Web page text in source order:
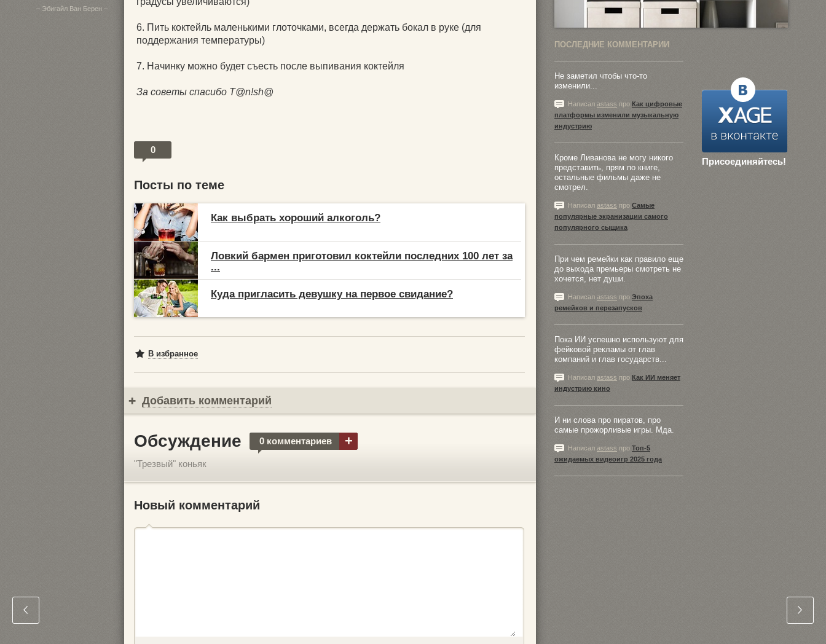
– Эбигайл Ван Берен –
6. Пить коктейль маленькими глоточками, всегда держать бокал в руке (для
поддержания температуры)
7. Начинку можно будет съесть после выпивания коктейля
За советы спасибо T@n!sh@
0
Посты по теме
Как выбрать хороший алкоголь?
Ловкий бармен приготовил коктейли последних 100 лет за
...
Куда пригласить девушку на первое свидание?
В избранное
Добавить комментарий
Обсуждение 0 комментариев +
"Трезвый" коньяк
Новый комментарий
ПОСЛЕДНИЕ КОММЕНТАРИИ
Присоединяйтесь!
Не заметил чтобы что-то
изменили...
Написал astass про Как цифровые
платформы изменили музыкальную
индустрию
Кроме Ливанова не могу никого
представить, прям по книге,
остальные фильмы даже не
смотрел.
Написал astass про Самые
популярные экранизации самого
популярного сыщика
При чем ремейки как правило еще
до выхода премьеры смотреть не
хочется, нет души.
Написал astass про Эпоха
ремейков и перезапусков
Пока ИИ успешно используют для
фейковой рекламы от глав
компаний и глав государств...
Написал astass про Как ИИ меняет
индустрию кино
И ни слова про пиратов, про
самые прожорливые игры. Мда.
Написал astass про Топ-5
ожидаемых видеоигр 2025 года